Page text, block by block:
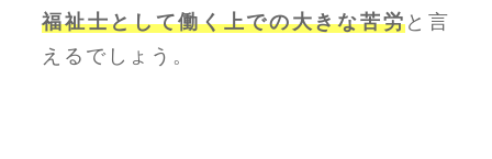
福祉士として働く上での大きな苦労と言
えるでしょう。